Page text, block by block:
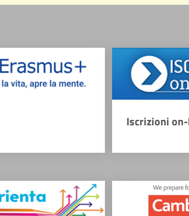
Iscrizioni